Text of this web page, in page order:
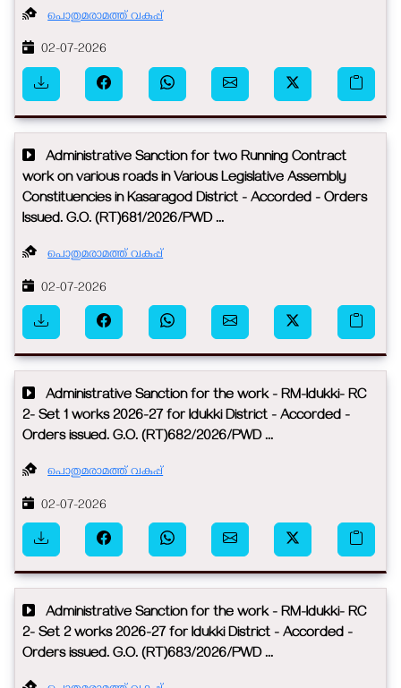
പൊതുമരാമത്ത് വകുപ്പ്
02-07-2026
Administrative Sanction for two Running Contract
work on various roads in Various Legislative Assembly
Constituencies in Kasaragod District - Accorded - Orders
Issued. G.O. (RT)681/2026/PWD ...
പൊതുമരാമത്ത് വകുപ്പ്
02-07-2026
Administrative Sanction for the work - RM-Idukki- RC
2- Set 1 works 2026-27 for Idukki District - Accorded -
Orders issued. G.O. (RT)682/2026/PWD ...
പൊതുമരാമത്ത് വകുപ്പ്
02-07-2026
Administrative Sanction for the work - RM-Idukki- RC
2- Set 2 works 2026-27 for Idukki District - Accorded -
Orders issued. G.O. (RT)683/2026/PWD ...